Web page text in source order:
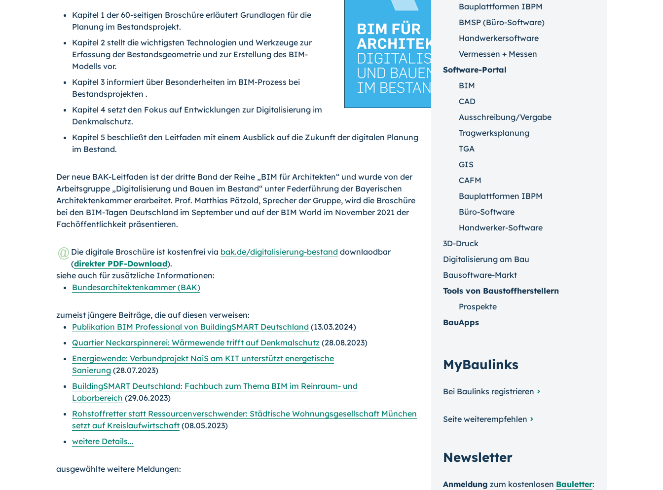
Kapitel 1 der 60-seitigen Broschüre erläutert Grundlagen für die
Planung im Bestandsprojekt.
Kapitel 2 stellt die wichtigsten Technologien und Werkzeuge zur
Erfassung der Bestandsgeometrie und zur Erstellung des BIM-
Modells vor.
Kapitel 3 informiert über Besonderheiten im BIM-Prozess bei
Bestandsprojekten .
Kapitel 4 setzt den Fokus auf Entwicklungen zur Digitalisierung im
Denkmalschutz.
Kapitel 5 beschließt den Leitfaden mit einem Ausblick auf die Zukunft der digitalen Planung
im Bestand.
Der neue BAK-Leitfaden ist der dritte Band der Reihe „BIM für Architekten“ und wurde von der
Arbeitsgruppe „Digitalisierung und Bauen im Bestand“ unter Federführung der Bayerischen
Architektenkammer erarbeitet. Prof. Matthias Pätzold, Sprecher der Gruppe, wird die Broschüre
bei den BIM-Tagen Deutschland im September und auf der BIM World im November 2021 der
Fachöffentlichkeit präsentieren.
Die digitale Broschüre ist kostenfrei via bak.de/digitalisierung-bestand downlaodbar
(direkter PDF-Download).
siehe auch für zusätzliche Informationen:
Bundesarchitektenkammer (BAK)
zumeist jüngere Beiträge, die auf diesen verweisen:
Publikation BIM Professional von BuildingSMART Deutschland (13.03.2024)
Quartier Neckarspinnerei: Wärmewende trifft auf Denkmalschutz (28.08.2023)
Energiewende: Verbundprojekt NaiS am KIT unterstützt energetische
Sanierung (28.07.2023)
BuildingSMART Deutschland: Fachbuch zum Thema BIM im Reinraum- und
Laborbereich (29.06.2023)
Rohstoffretter statt Ressourcenverschwender: Städtische Wohnungsgesellschaft München
setzt auf Kreislaufwirtschaft (08.05.2023)
weitere Details...
ausgewählte weitere Meldungen:
Bauplattformen IBPM
BMSP (Büro-Software)
Handwerkersoftware
Vermessen + Messen
Software-Portal
BIM
CAD
Ausschreibung/Vergabe
Tragwerksplanung
TGA
GIS
CAFM
Bauplattformen IBPM
Büro-Software
Handwerker-Software
3D-Druck
Digitalisierung am Bau
Bausoftware-Markt
Tools von Baustoffherstellern
Prospekte
BauApps
MyBaulinks
Bei Baulinks registrieren
Seite weiterempfehlen
Newsletter
Anmeldung zum kosten­losen Bauletter: